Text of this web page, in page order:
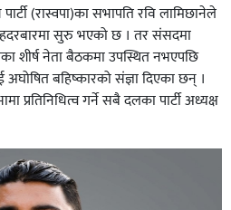
पार्टी (रास्वपा)का सभापति रवि लामिछानेले
सुरु भएको छ । तर संसदमा
शीर्ष नेता बैठकमा उपस्थित नभएपछि
बहिष्कारको संज्ञा दिएका छन् ।
प्रतिनिधित्व गर्ने सबै दलका पार्टी अध्यक्ष